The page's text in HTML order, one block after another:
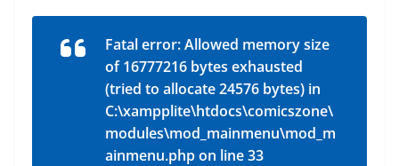
Fatal error: Allowed memory size
of 16777216 bytes exhausted
(tried to allocate 24576 bytes) in
C:\xampplite\htdocs\comicszone\
modules\mod_mainmenu\mod_m
ainmenu.php on line 33